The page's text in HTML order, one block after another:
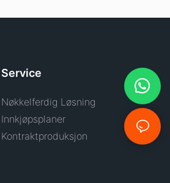
Service
Nøkkelferdig Løsning
Innkjøpsplaner
Kontraktproduksjon